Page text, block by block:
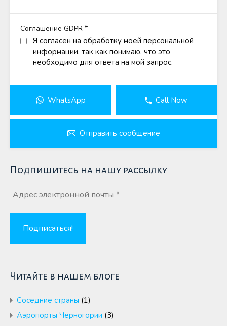
Соглашение GDPR *
Я согласен на обработку моей персональной
информации, так как понимаю, что это
необходимо для ответа на мой запрос.
WhatsApp Call Now
Отправить сообщение
Подпишитесь на нашу рассылку
Читайте в нашем блоге
Cоседние страны (1)
Аэропорты Черногории (3)